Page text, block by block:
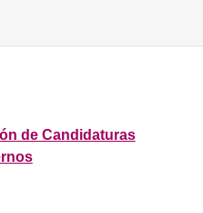
de Candidaturas